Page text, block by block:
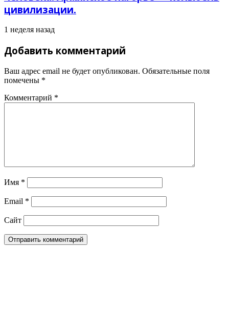
цивилизации.
1 неделя назад
Добавить комментарий
Ваш адрес email не будет опубликован. Обязательные поля
помечены *
Комментарий *
Имя *
Email *
Сайт